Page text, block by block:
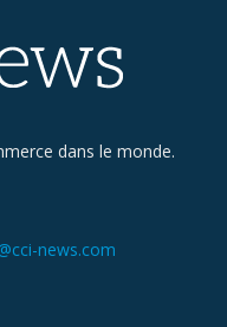
dans le monde.
news.com